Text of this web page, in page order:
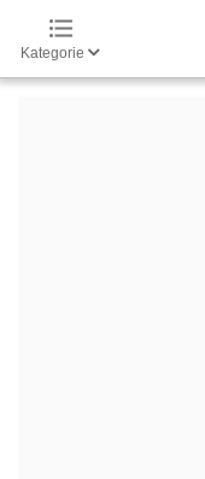
Kategorie